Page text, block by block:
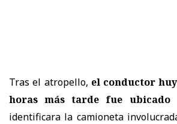
Tras el atropello, el conductor
horas más tarde fue ubicado
identificara la camioneta